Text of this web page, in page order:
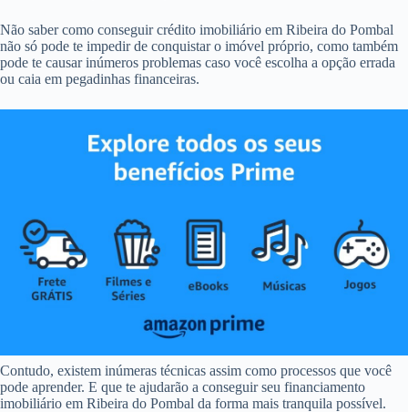
Não saber como conseguir crédito imobiliário em Ribeira do Pombal
não só pode te impedir de conquistar o imóvel próprio, como também
pode te causar inúmeros problemas caso você escolha a opção errada
ou caia em pegadinhas financeiras.
Contudo, existem inúmeras técnicas assim como processos que você
pode aprender. E que te ajudarão a conseguir seu financiamento
imobiliário em Ribeira do Pombal da forma mais tranquila possível.